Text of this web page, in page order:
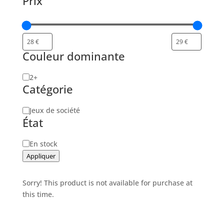
Couleur dominante
Nombre
de
2+
Catégorie
Catégorie
Jeux de société
État
Disponibilité
En stock
Appliquer
Sorry! This product is not available for purchase at
this time.